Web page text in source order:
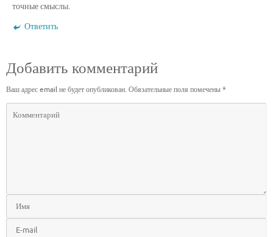
точные смыслы.
Ответить
Добавить комментарий
Ваш адрес email не будет опубликован. Обязательные поля помечены*